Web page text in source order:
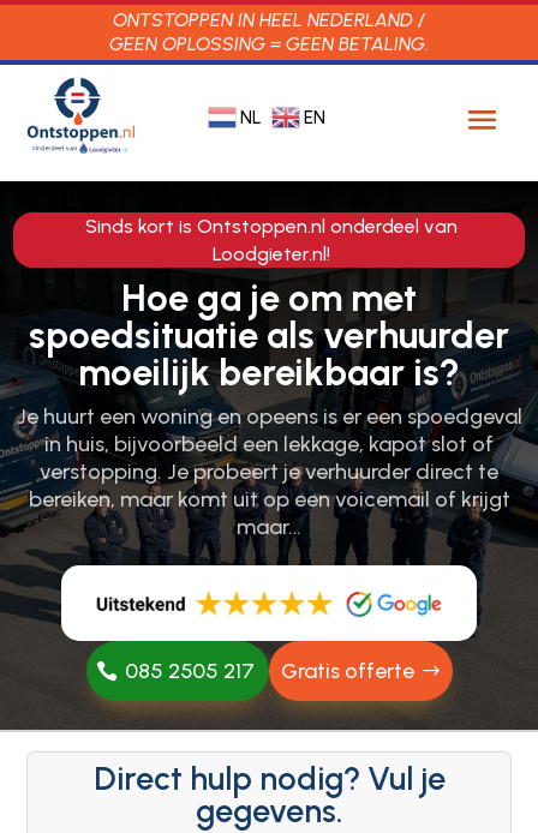
ONTSTOPPEN IN HEEL NEDERLAND /
GEEN OPLOSSING = GEEN BETALING.
NL EN
Sinds kort is Ontstoppen.nl onderdeel van
Loodgieter.nl!
Hoe ga je om met
spoedsituatie als verhuurder
moeilijk bereikbaar is?
Je huurt een woning en opeens is er een spoedgeval
in huis, bijvoorbeeld een lekkage, kapot slot of
verstopping. Je probeert je verhuurder direct te
bereiken, maar komt uit op een voicemail of krijgt
maar…
085 2505 217 Gratis offerte
Direct hulp nodig? Vul je
gegevens.